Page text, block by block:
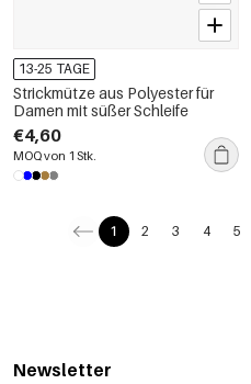
13-25 TAGE
Strickmütze aus Polyester für
Damen mit süßer Schleife
€4,60
MOQ von 1 Stk.
1 2 3 4 5
Newsletter